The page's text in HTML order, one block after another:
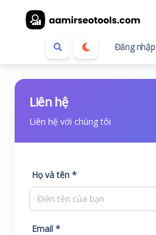
Đăng nhập
Liên hệ
Liên hệ với chúng tôi
Họ và tên *
Email *